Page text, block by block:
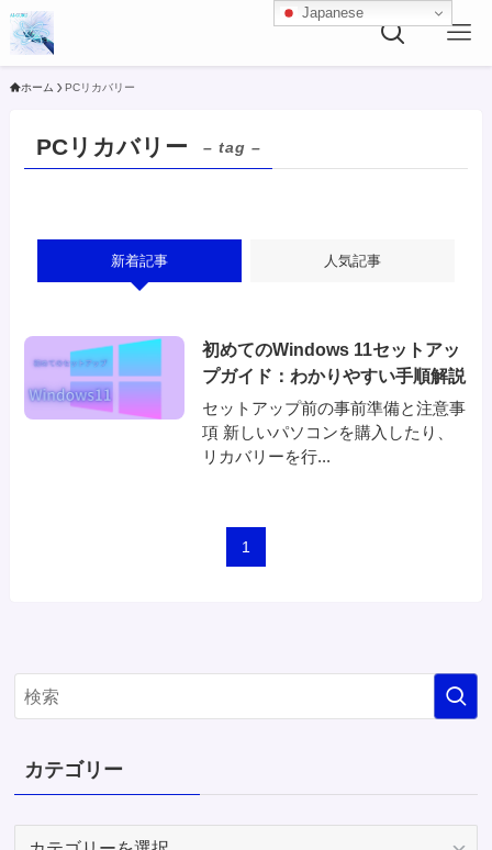
ホーム PCリカバリー
PCリカバリー – tag –
新着記事 人気記事
初めてのWindows 11セットアッ
プガイド：わかりやすい手順解説
セットアップ前の事前準備と注意事
項 新しいパソコンを購入したり、
リカバリーを行...
1
カテゴリー
Japanese